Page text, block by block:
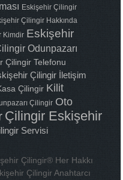
Eskişehir Çilingir
Çilingir Hakkında
Kimdir Eskişehir
Odunpazarı
Çilingir Telefonu
Çilingir İletişim
Çilingir Kilit
Çilingir Oto
Çilingir Eskişehir
Servisi
Çilingir® Her Hakkı
Çilingir Anahtarcı